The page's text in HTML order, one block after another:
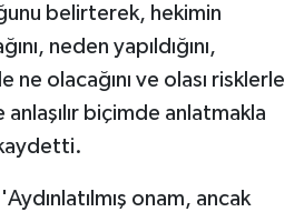
belirterek, hekimin
neden yapıldığını,
ne olacağını ve olası risklerle
biçimde anlatmakla
onam, ancak